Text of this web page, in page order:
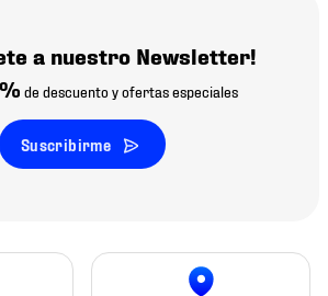
a nuestro Newsletter!
de descuento y ofertas especiales
Suscribirme